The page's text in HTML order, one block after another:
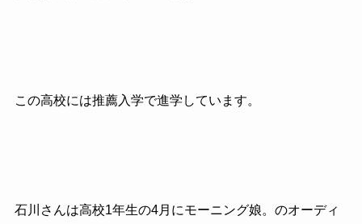
この高校には推薦入学で進学しています。
石川さんは高校1年生の4月にモーニング娘。のオーディ